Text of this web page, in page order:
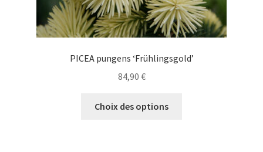
PICEA pungens ‘Frühlingsgold’
84,90 €
Choix des options